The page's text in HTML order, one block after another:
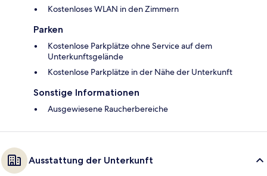
Kostenloses WLAN in den Zimmern
Parken
Kostenlose Parkplätze ohne Service auf dem
Unterkunftsgelände
Kostenlose Parkplätze in der Nähe der Unterkunft
Sonstige Informationen
Ausgewiesene Raucherbereiche
Ausstattung der Unterkunft